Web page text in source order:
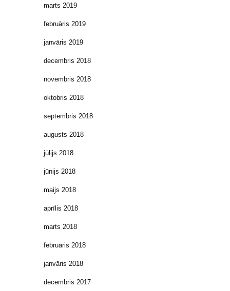
marts 2019
februāris 2019
janvāris 2019
decembris 2018
novembris 2018
oktobris 2018
septembris 2018
augusts 2018
jūlijs 2018
jūnijs 2018
maijs 2018
aprīlis 2018
marts 2018
februāris 2018
janvāris 2018
decembris 2017